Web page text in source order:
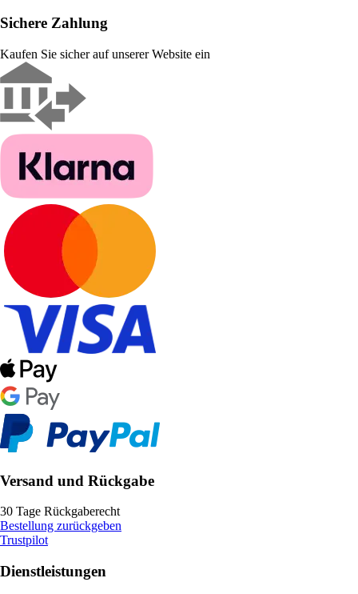
Sichere Zahlung
Kaufen Sie sicher auf unserer Website ein
Versand und Rückgabe
30 Tage Rückgaberecht
Bestellung zurückgeben
Trustpilot
Dienstleistungen